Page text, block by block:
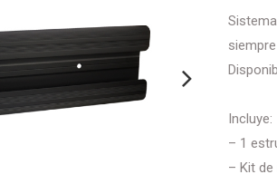
Incluye:
– 1
– Kit